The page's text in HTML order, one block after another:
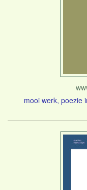
mooi werk, poezie